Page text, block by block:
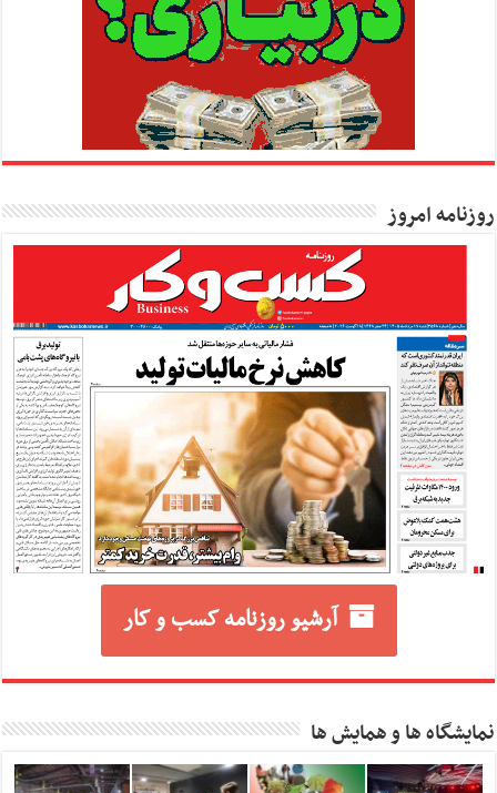
روزنامه امروز
آرشیو روزنامه کسب و کار
نمایشگاه ها و همایش ها